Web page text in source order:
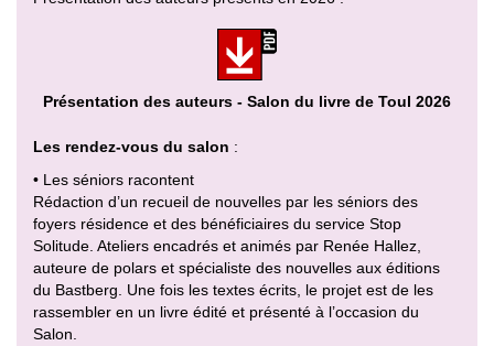
Présentation des auteurs - Salon du livre de Toul 2026
Les rendez-vous du salon :
• Les séniors racontent
Rédaction d’un recueil de nouvelles par les séniors des
foyers résidence et des bénéficiaires du service Stop
Solitude. Ateliers encadrés et animés par Renée Hallez,
auteure de polars et spécialiste des nouvelles aux éditions
du Bastberg. Une fois les textes écrits, le projet est de les
rassembler en un livre édité et présenté à l’occasion du
Salon.